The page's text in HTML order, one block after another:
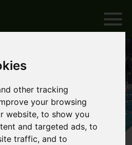
other tracking
your browsing
website, to show you
and targeted ads, to
traffic, and to